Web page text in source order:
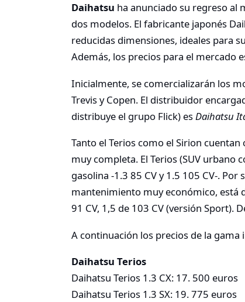
Daihatsu ha anunciado su regreso al
dos modelos. El fabricante japonés
reducidas dimensiones, ideales para
Además, los precios para el mercado
Inicialmente, se comercializarán los
Trevis y Copen. El distribuidor
distribuye el grupo Flick) esDaihatsu
Tanto el Terios como el Sirion
muy completa. El Terios (SUV
gasolina -1.3 85 CV y 1.5 105 CV-.
mantenimiento muy económico, está
91 CV, 1,5 de 103 CV (versión Sport).
A continuación los precios de la gama
Daihatsu Terios
Daihatsu Terios 1.3 CX: 17. 500 euros
Daihatsu Terios 1.3 SX: 19. 775 euros